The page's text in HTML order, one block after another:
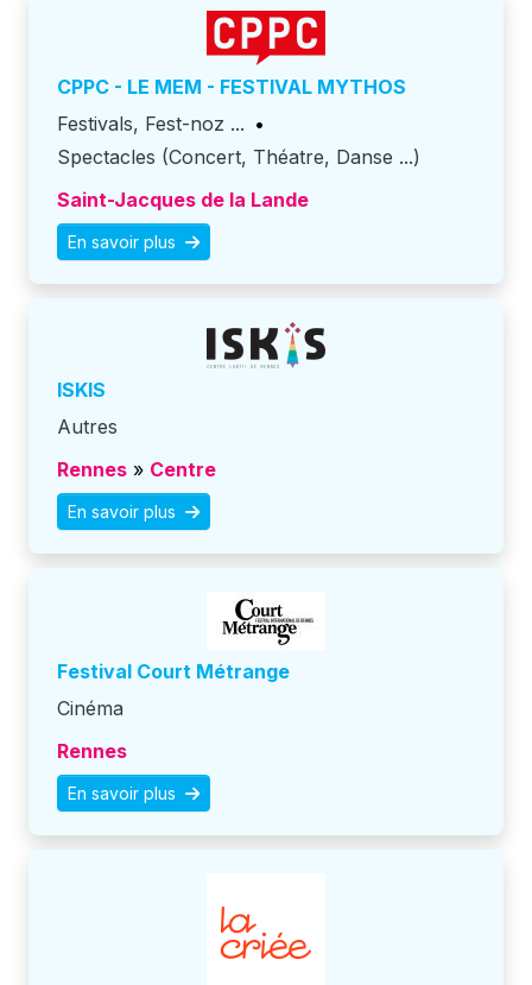
CPPC - LE MEM - FESTIVAL MYTHOS
Festivals, Fest-noz ... •
Spectacles (Concert, Théatre, Danse ...)
Saint-Jacques de la Lande
En savoir plus
ISKIS
Autres
Rennes » Centre
En savoir plus
Festival Court Métrange
Cinéma
Rennes
En savoir plus